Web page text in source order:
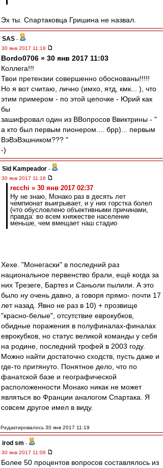
Эх ты. Спартаковца Гришина не назвал.
SAS -
30 янв 2017 11:18
Bordo0706 » 30 янв 2017 11:03
Коллега!!!
Твои претензии совершенно обоснованы!!!!!
Но я вот считаю, лично (имхо, ятд, кмк... ), что
этим примером - по этой цепочке - Юрий как
бы
зашифровал один из ВВопросов Ввиктрины - "
а кто был первым пионером.... брр)... первым
ВэВэВэшником??? "
-)
Sid Kampeador -
30 янв 2017 11:16
recchi » 30 янв 2017 02:37
Ну не знаю, Монако раз в десять лет
чемпионат выигрывает, и у них горстка болел
(что обусловлено объективными причинами,
правда: во всем княжестве население
меньше, чем вмещает наш стадио
Хехе. "Монегаски" в последний раз
национальное первенство брали, ещё когда за
них Трезеге, Бартез и Саньоли пылили. А это
было ну очень давно, а говоря прямо- почти 17
лет назад. Явно не раз в 10) + прозвище
"красно-белые", отсутствие еврокубков,
обидные поражения в полуфиналах-финалах
еврокубков, но статус великой команды у себя
на родине, последний трофей в 2003 году.
Можно найти достаточно сходств, пусть даже и
где-то притянуто. Понятное дело, что по
фанатской базе и географической
расположенности Монако никак не может
являться во Франции аналогом Спартака. Я
совсем другое имел в виду.
Редактировалось 30 янв 2017 11:19
irod sm -
30 янв 2017 11:06
Более 50 процентов вопросов составлялось из